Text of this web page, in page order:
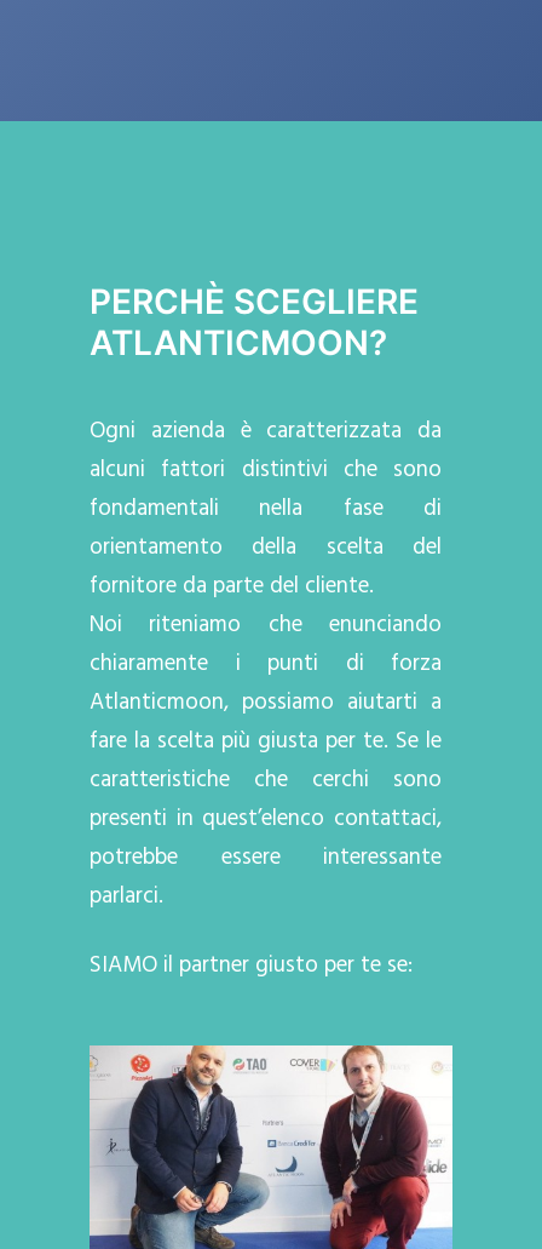
PERCHÈ SCEGLIERE
ATLANTICMOON?
Ogni azienda è caratterizzata da
alcuni fattori distintivi che sono
fondamentali nella fase di
orientamento della scelta del
fornitore da parte del cliente.
Noi riteniamo che enunciando
chiaramente i punti di forza
Atlanticmoon, possiamo aiutarti a
fare la scelta più giusta per te. Se le
caratteristiche che cerchi sono
presenti in quest’elenco contattaci,
potrebbe essere interessante
parlarci.
SIAMO il partner giusto per te se: